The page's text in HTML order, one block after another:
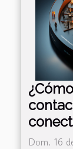
Dom. 16